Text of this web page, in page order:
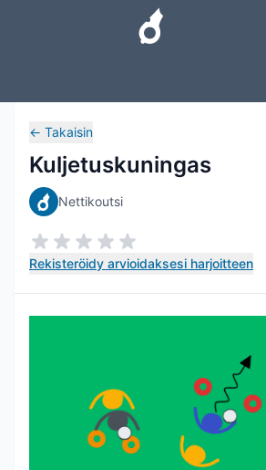
← Takaisin
Kuljetuskuningas
Nettikoutsi
Rekisteröidy arvioidaksesi harjoitteen